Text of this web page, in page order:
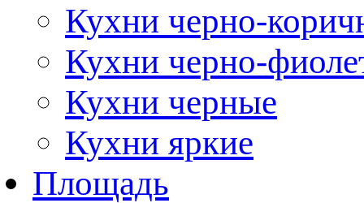
Кухни черно-
Кухни черно-
Кухни черные
Кухни яркие
Площадь